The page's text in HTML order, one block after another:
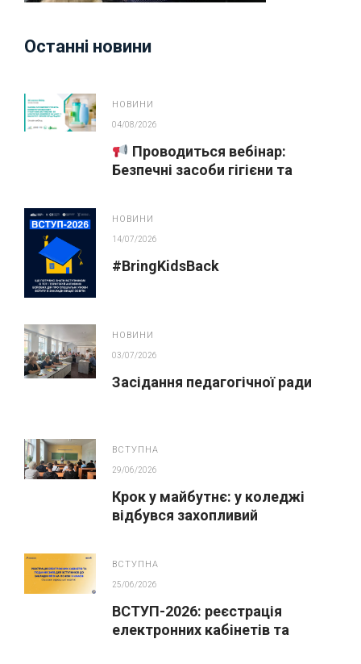
Останні новини
НОВИНИ
04/08/2026
Проводиться вебінар:
Безпечні засоби гігієни та
НОВИНИ
14/07/2026
#BringKidsBack
НОВИНИ
03/07/2026
Засідання педагогічної ради
ВСТУПНА
29/06/2026
Крок у майбутнє: у коледжі
відбувся захопливий
ВСТУПНА
25/06/2026
ВСТУП-2026: реєстрація
електронних кабінетів та